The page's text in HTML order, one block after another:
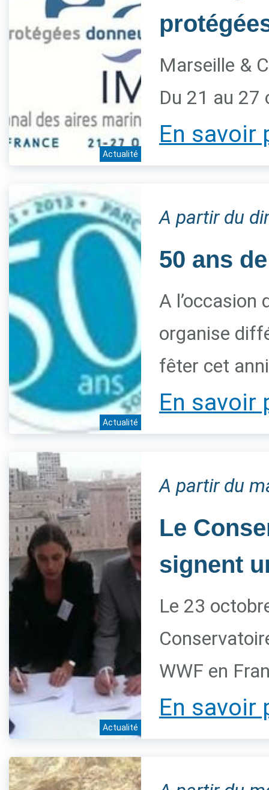
Actualité
Marseille &
Du 21 au 27
En savoir
Actualité
A partir du
50 ans
A l’occasion
organise
fêter cet
En savoir
Actualité
A partir du
Le
signent
Le 23
WWF en
En savoir